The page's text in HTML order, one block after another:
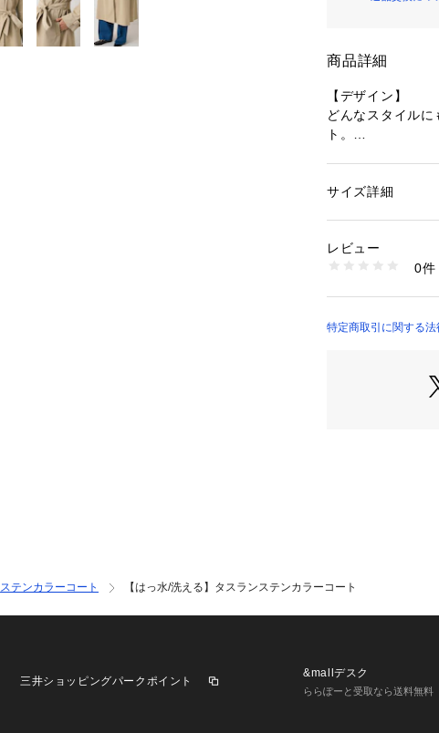
商品詳細
【デザイン】
どんなスタイル
ト。
スプリットラグラ
後ろ中心は動きや
スタックのデザ
タスラン糸を使用
はっ水（水をは
※照明の関係によ
ざいます。
性別：レディース
商品番号：
153-95213 （ショッ
サイズ詳細
レビュー
0件
特定商取引に関する法
ステンカラーコート 【はっ水/洗える】タスランステンカラーコート
三井ショッピングパークポイント
&mallデスク
ららぽーと受取なら送料無料